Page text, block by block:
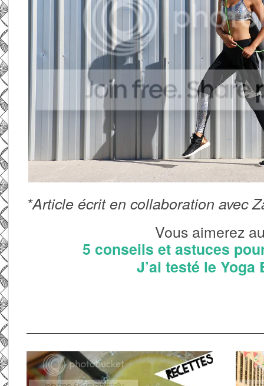
*Article écrit en collaboration avec
Vous aimerez
5 conseils et astuces
J’ai testé le Yoga